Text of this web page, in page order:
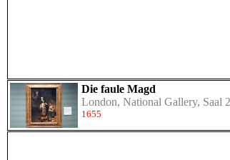
Die faule Magd
London, National Gallery, Saal
1655